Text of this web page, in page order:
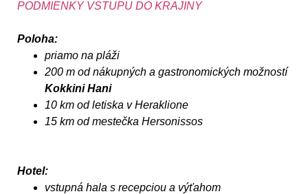
PODMIENKY VSTUPU DO KRAJINY
Poloha:
priamo na pláži
200 m od nákupných a gastronomických možností
Kokkini Hani
10 km od letiska v Heraklione
15 km od mestečka Hersonissos
Hotel:
vstupná hala s recepciou a výťahom